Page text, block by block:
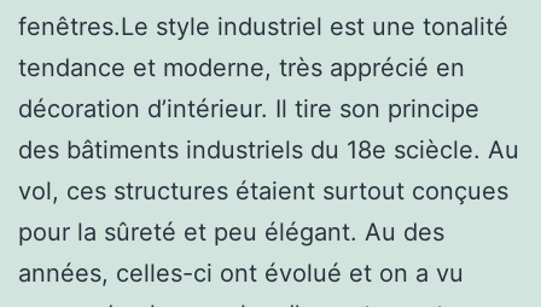
fenêtres.Le style industriel est une tonalité
tendance et moderne, très apprécié en
décoration d’intérieur. Il tire son principe
des bâtiments industriels du 18e sciècle. Au
vol, ces structures étaient surtout conçues
pour la sûreté et peu élégant. Au des
années, celles-ci ont évolué et on a vu